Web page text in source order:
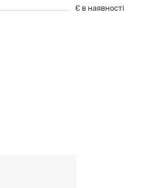
Є в наявності